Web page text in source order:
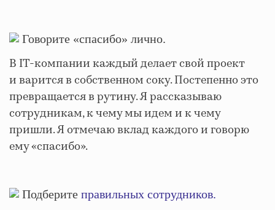
Говорите «спасибо» лично.
В IT-компании каждый делает свой проект
и варится в собственном соку. Постепенно это
превращается в рутину. Я рассказываю
сотрудникам, к чему мы идем и к чему
пришли. Я отмечаю вклад каждого и говорю
ему «спасибо».
Подберите правильных сотрудников.